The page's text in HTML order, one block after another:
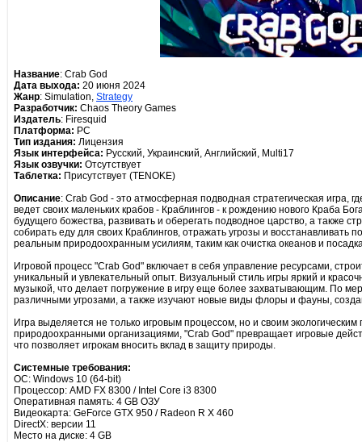
Название: Crab God
Дата выхода: 20 июня 2024
Жанр: Simulation, Strategy
Разработчик: Chaos Theory Games
Издатель: Firesquid
Платформа: PC
Тип издания: Лицензия
Язык интерфейса: Русский, Украинский, Английский, Multi17
Язык озвучки: Отсутствует
Таблетка: Присутствует (TENOKE)
Описание: Crab God - это атмосферная подводная стратегическая игра,
ведет своих маленьких крабов - Краблингов - к рождению нового Краба
будущего божества, развивать и оберегать подводное царство, а также
собирать еду для своих Краблингов, отражать угрозы и восстанавливать
реальным природоохранным усилиям, таким как очистка океанов и
Игровой процесс "Crab God" включает в себя управление ресурсами,
уникальный и увлекательный опыт. Визуальный стиль игры яркий и
музыкой, что делает погружение в игру еще более захватывающим. По
различными угрозами, а также изучают новые виды флоры и фауны,
Игра выделяется не только игровым процессом, но и своим
природоохранными организациями, "Crab God" превращает игровые
что позволяет игрокам вносить вклад в защиту природы.
Системные требования:
ОС: Windows 10 (64-bit)
Процессор: AMD FX 8300 / Intel Core i3 8300
Оперативная память: 4 GB ОЗУ
Видеокарта: GeForce GTX 950 / Radeon R X 460
DirectX: версии 11
Место на диске: 4 GB